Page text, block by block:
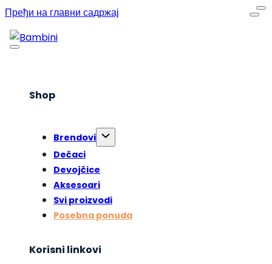
Пређи на главни садржај
Shop
Brendovi
Dečaci
Devojčice
Aksesoari
Svi proizvodi
Posebna ponuda
Korisni linkovi